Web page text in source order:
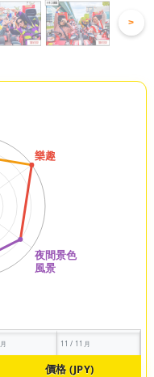
>
11 / 11月
價格 (JPY)